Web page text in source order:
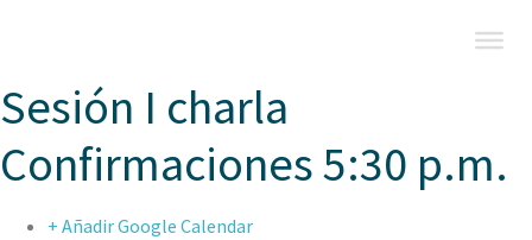
Sesión I charla
Confirmaciones 5:30 p.m.
+ Añadir Google Calendar